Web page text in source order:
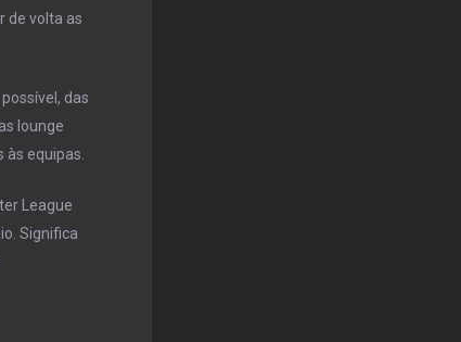
de volta as
das
lounge
equipas.
League
Significa